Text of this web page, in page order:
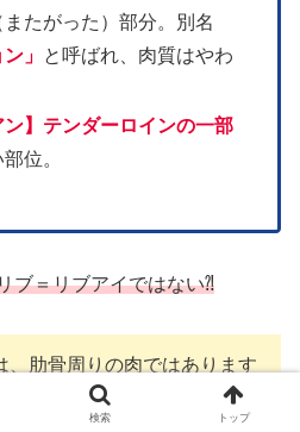
たがった）部分。別名
」 と呼ばれ、肉質はやわ
】 テンダーロインの一部
位。
ブ＝リブアイではない⁈
、肋骨周りの肉ではあります
たお肉」なので、アメリカの
検索 トップ